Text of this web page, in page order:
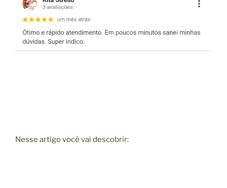
Nesse artigo você vai descobrir: